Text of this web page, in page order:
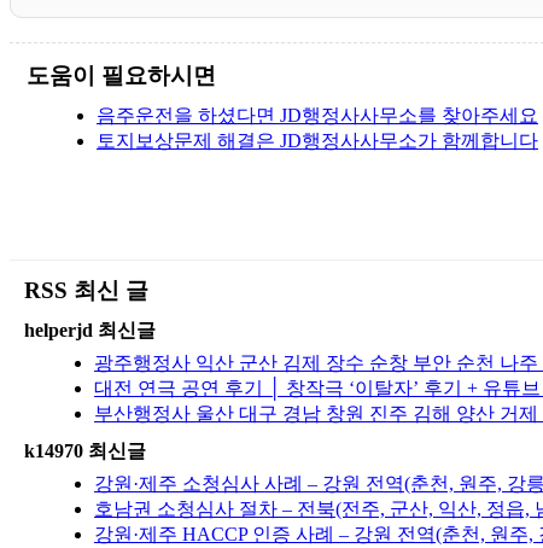
도움이 필요하시면
음주운전을 하셨다면 JD행정사사무소를 찾아주세요
토지보상문제 해결은 JD행정사사무소가 함께합니다
RSS 최신 글
helperjd 최신글
광주행정사 익산 군산 김제 장수 순창 부안 순천 나
대전 연극 공연 후기 │ 창작극 ‘이탈자’ 후기 + 유튜
부산행정사 울산 대구 경남 창원 진주 김해 양산 거
k14970 최신글
강원·제주 소청심사 사례 – 강원 전역(춘천, 원주, 강
호남권 소청심사 절차 – 전북(전주, 군산, 익산, 정읍
강원·제주 HACCP 인증 사례 – 강원 전역(춘천, 원